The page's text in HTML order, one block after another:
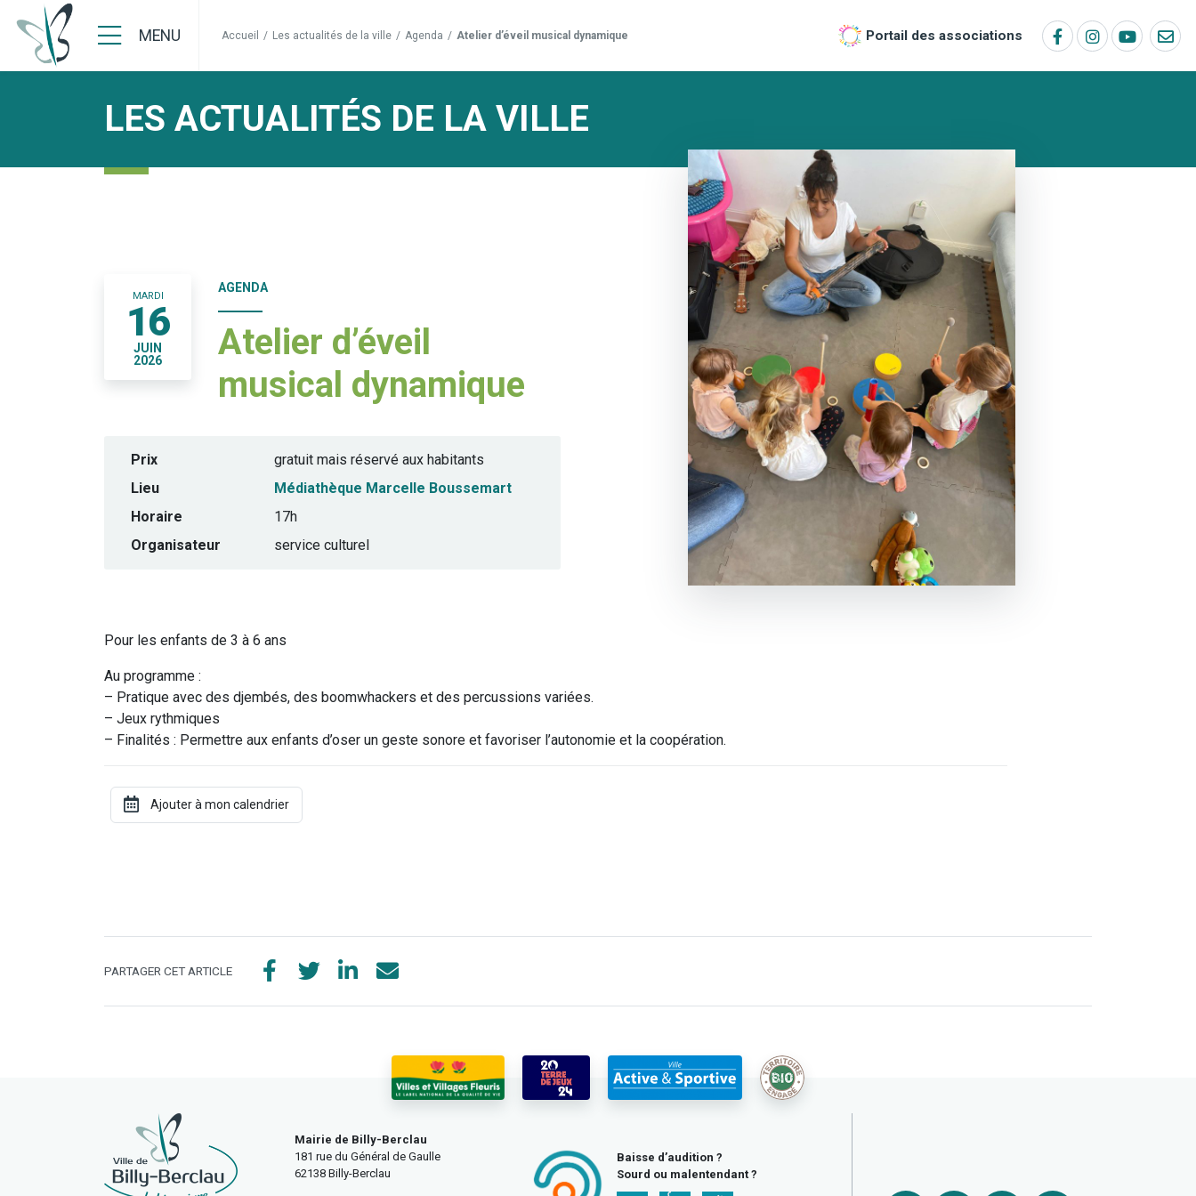
MENU Accueil / Les actualités de la ville / Agenda / Atelier d’éveil musical dynamique Portail des associations
LES ACTUALITÉS DE LA VILLE
MARDI
16
JUIN
2026
AGENDA
Atelier d’éveil
musical dynamique
Prix
gratuit mais réservé aux habitants
Lieu
Médiathèque Marcelle Boussemart
Horaire
17h
Organisateur
service culturel
Pour les enfants de 3 à 6 ans
Au programme :
– Pratique avec des djembés, des boomwhackers et des percussions variées.
– Jeux rythmiques
– Finalités : Permettre aux enfants d’oser un geste sonore et favoriser l’autonomie et la coopération.
PARTAGER CET ARTICLE
Mairie de Billy-Berclau
181 rue du Général de Gaulle
62138 Billy-Berclau
Baisse d’audition ?
Sourd ou malentendant ?